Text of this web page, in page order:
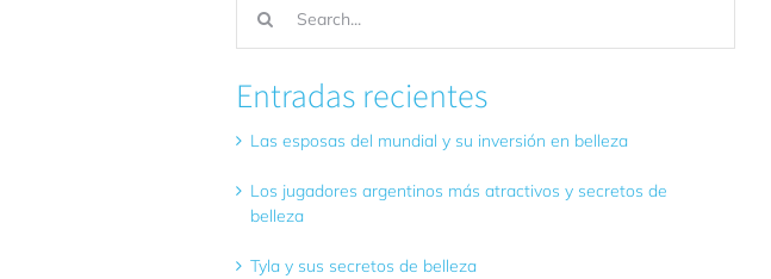
Entradas recientes
Las esposas del mundial y su inversión en belleza
Los jugadores argentinos más atractivos y secretos de
belleza
Tyla y sus secretos de belleza